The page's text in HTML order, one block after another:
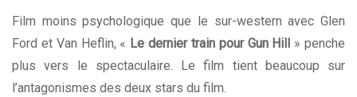
Film moins psychologique que le sur-western avec Glen
Ford et Van Heflin, « Le dernier train pour Gun Hill
» penche
plus vers le spectaculaire. Le film tient beaucoup sur
l’antagonismes des deux stars du film.